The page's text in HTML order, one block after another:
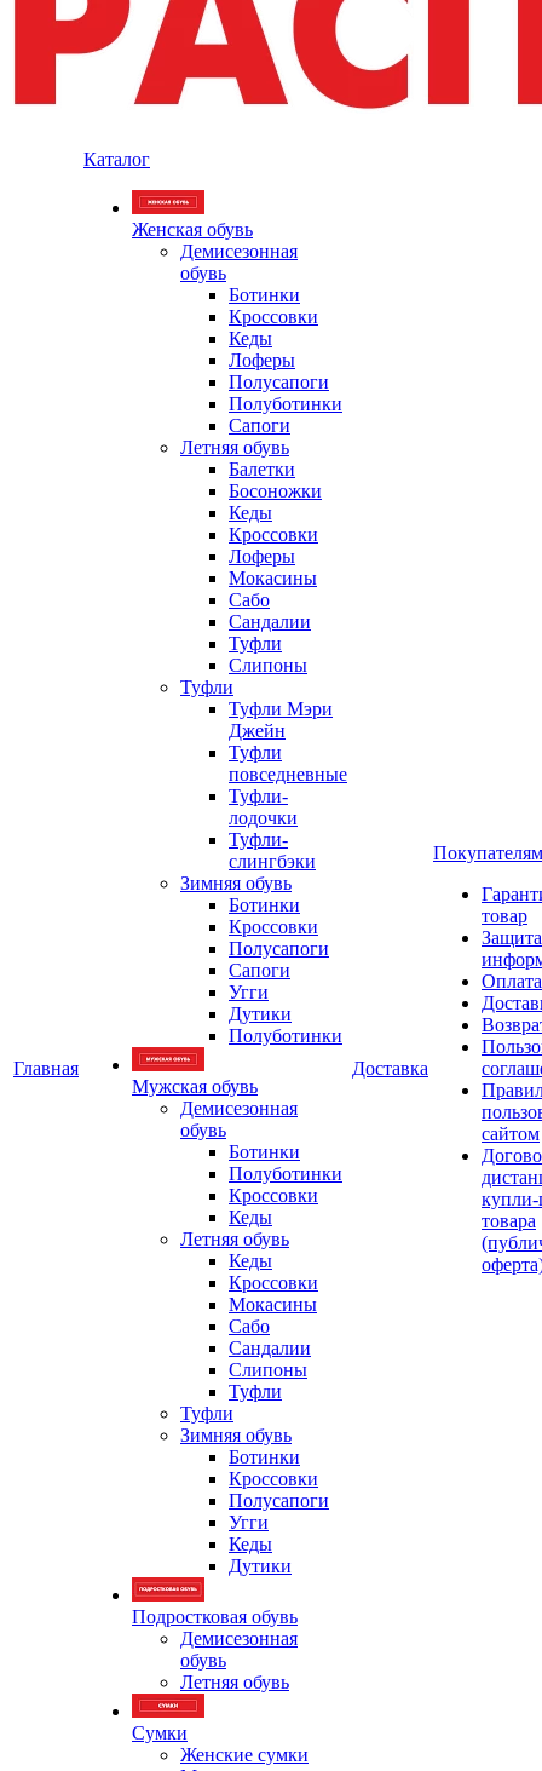
Главная
Каталог
Женская обувь
Демисезонная
обувь
Ботинки
Кроссовки
Кеды
Лоферы
Полусапоги
Полуботинки
Сапоги
Летняя обувь
Балетки
Босоножки
Кеды
Кроссовки
Лоферы
Мокасины
Сабо
Сандалии
Туфли
Слипоны
Туфли
Туфли Мэри
Джейн
Туфли
повседневные
Туфли-
лодочки
Туфли-
слингбэки
Зимняя обувь
Ботинки
Кроссовки
Полусапоги
Сапоги
Угги
Дутики
Полуботинки
Мужская обувь
Демисезонная
обувь
Ботинки
Полуботинки
Кроссовки
Кеды
Летняя обувь
Кеды
Кроссовки
Мокасины
Сабо
Сандалии
Слипоны
Туфли
Туфли
Зимняя обувь
Ботинки
Кроссовки
Полусапоги
Угги
Кеды
Дутики
Подростковая обувь
Демисезонная
обувь
Летняя обувь
Сумки
Женские сумки
Доставка
Покупателям
товар
Защита
Оплата
сайтом
товара